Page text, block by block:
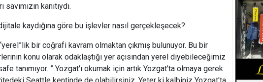
kanıtıydı.
kaydığına göre bu işlevler nasıl gerçekleşecek?
bir coğrafi kavram olmaktan çıkmış bulunuyor. Bu bir
konu olarak odaklaştığı yer açısından yerel diyebileceğimiz
tanımıyor. ” Yozgat'ı okumak için artık Yozgat'ta olmaya gerek